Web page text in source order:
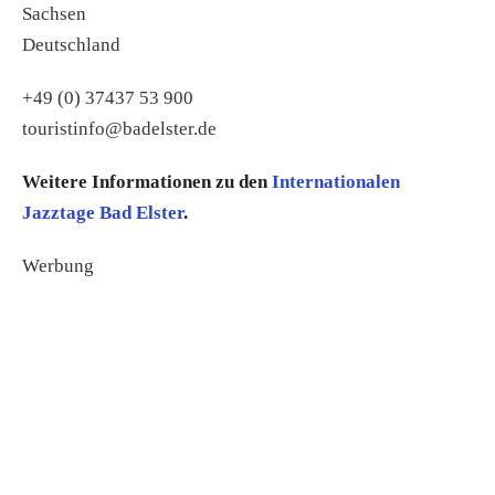
Sachsen
Deutschland
+49 (0) 37437 53 900
touristinfo@badelster.de
Weitere Informationen zu den Internationalen
Jazztage Bad Elster.
Werbung